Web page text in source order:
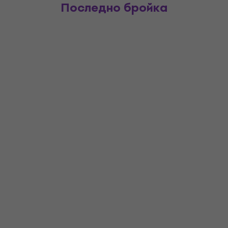
Последно бройка